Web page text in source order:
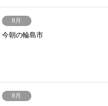
8月
今朝の輪島市
8月